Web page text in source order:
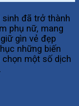
sinh đã trở thành
phụ nữ, mang
gìn vẻ đẹp
những biến
một số dịch